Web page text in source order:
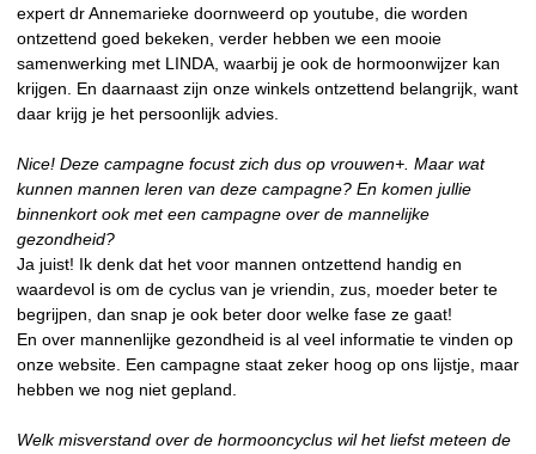
expert dr Annemarieke doornweerd op youtube, die worden
ontzettend goed bekeken, verder hebben we een mooie
samenwerking met LINDA, waarbij je ook de hormoonwijzer kan
krijgen. En daarnaast zijn onze winkels ontzettend belangrijk, want
daar krijg je het persoonlijk advies.
Nice! Deze campagne focust zich dus op vrouwen+. Maar wat
kunnen mannen leren van deze campagne? En komen jullie
binnenkort ook met een campagne over de mannelijke
gezondheid?
Ja juist! Ik denk dat het voor mannen ontzettend handig en
waardevol is om de cyclus van je vriendin, zus, moeder beter te
begrijpen, dan snap je ook beter door welke fase ze gaat!
En over mannenlijke gezondheid is al veel informatie te vinden op
onze website. Een campagne staat zeker hoog op ons lijstje, maar
hebben we nog niet gepland.
Welk misverstand over de hormooncyclus wil het liefst meteen de